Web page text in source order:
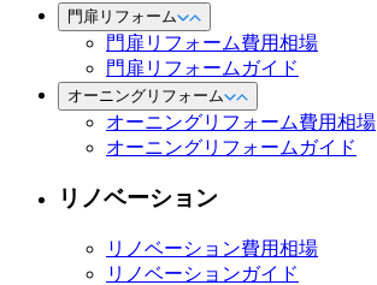
門扉リフォーム
門扉リフォーム費用相場
門扉リフォームガイド
オーニングリフォーム
オーニングリフォーム費用相場
オーニングリフォームガイド
リノベーション
リノベーション費用相場
リノベーションガイド